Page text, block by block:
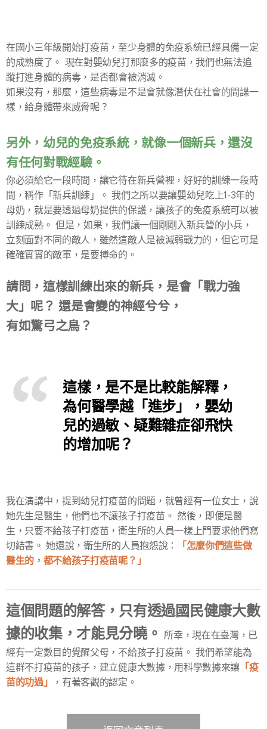
在國小三年級開始打疫苗，至少身體的免疫系統已經具備一定
的成熟度了。 現在對嬰幼兒打那麼多的疫苗，我們也無法追
蹤打進身體的病毒，是否都會被消滅。
如果沒有，那麼，這些病毒是不是會就像潛伏在社會的間諜一
樣，給身體帶來威脅呢？
另外，幼兒的免疫系統，就像一個新兵，還沒
有任何對戰經驗。
你必須給它一段時間，讓它待在新兵營裡，好好的訓練一段時
間，稱作「新兵訓練」。 我們之所以要讓嬰幼兒吃上1-3年的
母奶，就是要透過母奶提供的保護，讓孩子的免疫系統可以被
訓練成熟。 但是，如果，我們讓一個剛剛入新兵營的小兵，
立刻面對不同的敵人，雖然這敵人是被減弱戰力的，但它可是
確確實實的敵軍，是要搏命的。
請問，這樣訓練出來的新兵，是會「戰力強
大」呢？ 還是會變的神經兮兮，
有如驚弓之鳥？
這樣，是不是比較能解釋，
為何醫學越「進步」，嬰幼
兒的過敏、疑難雜症卻飛快
的增加呢？
我在演講中，提到幼兒打疫苗的問題，就曾經有一位女士，說
她先生是醫生，他們也不讓孩子打疫苗。 然後，即便是醫
生，只要不給孩子打疫苗，衛生所的人員一樣上門要求他們寫
切結書。 她還說，衛生所的人員抱怨說：
「怎麼你們這些做
醫生的，都不給孩子打疫苗呢？」
這個問題的解答，只有透過國民健康大數
據的收集，才能見分曉。
所幸，現在在臺灣，已
經有一定數目的覺醒父母，不給孩子打疫苗。 我們希望能為
這群不打疫苗的孩子，建立健康大數據，用科學數據來讓 「疫
苗的功過」
，有著客觀的認定。